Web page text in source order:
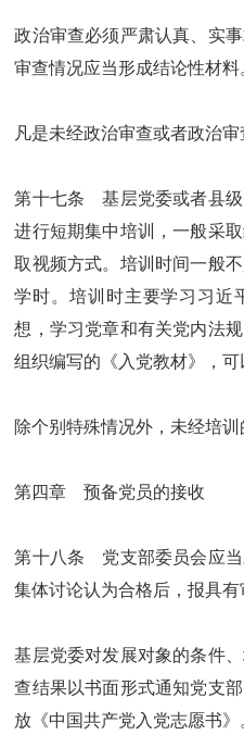
政治审查必须严肃认真、实
审查情况应当形成结论性材料
凡是未经政治审查或者政治
第十七条 基层党委或者县级
进行短期集中培训，一般采
取视频方式。培训时间一般
学时。培训时主要学习习近
想，学习党章和有关党内法
组织编写的《入党教材》，可
除个别特殊情况外，未经培训
第四章 预备党员的接收
第十八条 党支部委员会应
集体讨论认为合格后，报具有
基层党委对发展对象的条件
查结果以书面形式通知党支
放《中国共产党入党志愿书》